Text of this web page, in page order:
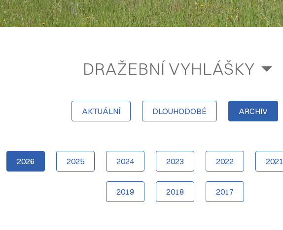
DRAŽEBNÍ VYHLÁŠKY
AKTUÁLNÍ DLOUHODOBÉ ARCHIV
2026 2025 2024 2023 2022 2021
2019 2018 2017